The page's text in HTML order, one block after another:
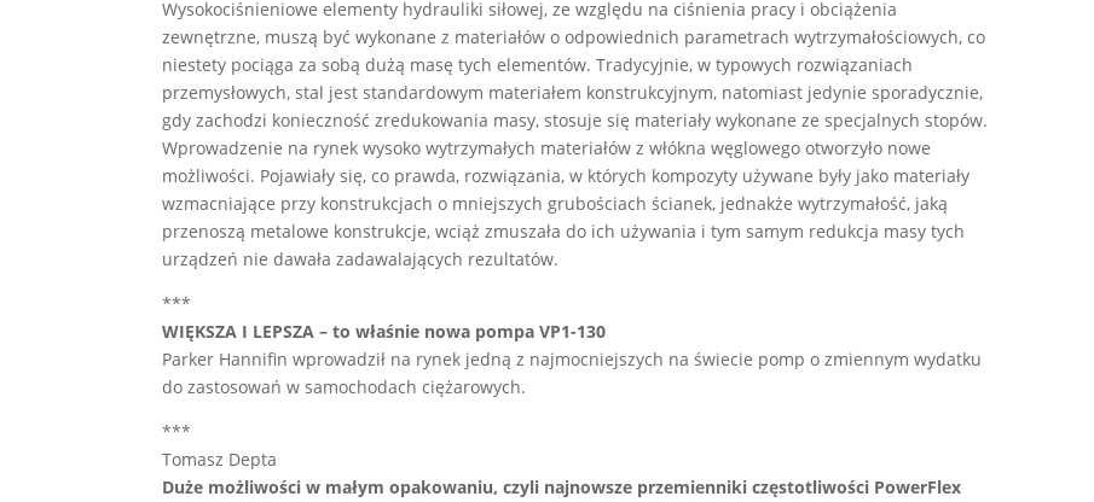
Wysokociśnieniowe elementy hydrauliki siłowej, ze względu na ciśnienia pracy i obciążenia
zewnętrzne, muszą być wykonane z materiałów o odpowiednich parametrach wytrzymałościowych, co
niestety pociąga za sobą dużą masę tych elementów. Tradycyjnie, w typowych rozwiązaniach
przemysłowych, stal jest standardowym materiałem konstrukcyjnym, natomiast jedynie sporadycznie,
gdy zachodzi konieczność zredukowania masy, stosuje się materiały wykonane ze specjalnych stopów.
Wprowadzenie na rynek wysoko wytrzymałych materiałów z włókna węglowego otworzyło nowe
możliwości. Pojawiały się, co prawda, rozwiązania, w których kompozyty używane były jako materiały
wzmacniające przy konstrukcjach o mniejszych grubościach ścianek, jednakże wytrzymałość, jaką
przenoszą metalowe konstrukcje, wciąż zmuszała do ich używania i tym samym redukcja masy tych
urządzeń nie dawała zadawalających rezultatów.
***
WIĘKSZA I LEPSZA – to właśnie nowa pompa VP1-130
Parker Hannifin wprowadził na rynek jedną z najmocniejszych na świecie pomp o zmiennym wydatku
do zastosowań w samochodach ciężarowych.
***
Tomasz Depta
Duże możliwości w małym opakowaniu, czyli najnowsze przemienniki częstotliwości PowerFlex